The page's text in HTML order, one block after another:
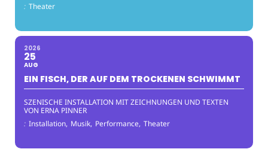
: Theater
2026
25
AUG
EIN FISCH, DER AUF DEM TROCKENEN SCHWIMMT
SZENISCHE INSTALLATION MIT ZEICHNUNGEN UND TEXTEN
VON ERNA PINNER
: Installation, Musik, Performance, Theater